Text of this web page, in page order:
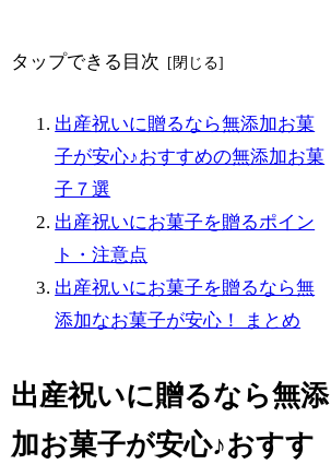
タップできる目次
出産祝いに贈るなら無添加お菓
子が安心♪おすすめの無添加お菓
子７選
出産祝いにお菓子を贈るポイン
ト・注意点
出産祝いにお菓子を贈るなら無
添加なお菓子が安心！ まとめ
出産祝いに贈るなら無添
加お菓子が安心♪おすす